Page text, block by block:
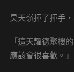
昊天嶺揮了揮手
「這天耀德聚樓
應該會很喜歡。」